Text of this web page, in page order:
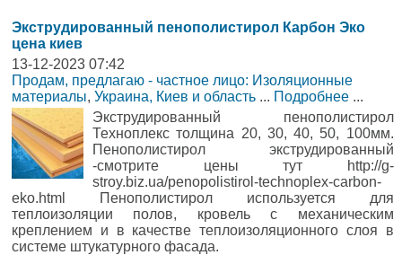
Экструдированный пенополистирол Карбон Эко
цена киев
13-12-2023 07:42
Продам, предлагаю - частное лицо: Изоляционные
материалы, Украина, Киев и область ... Подробнее ...
Экструдированный пенополистирол
Техноплекс толщина 20, 30, 40, 50, 100мм.
Пенополистирол экструдированный
-смотрите цены тут http://g-
stroy.biz.ua/penopolistirol-technoplex-carbon-
eko.html Пенополистирол используется для
теплоизоляции полов, кровель с механическим
креплением и в качестве теплоизоляционного слоя в
системе штукатурного фасада.